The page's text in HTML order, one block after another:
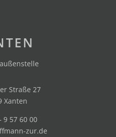
Straße 27
Xanten
9 57 60 00
zur.de